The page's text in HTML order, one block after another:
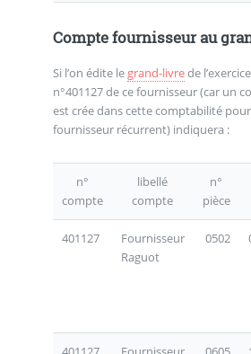
Compte fournisseur au
Si l’on édite le grand-livrede
n°401127 de ce fournisseur (car un
est crée dans cette comptabilité
fournisseur récurrent) indiquera :
n°
compte
libellé
compte
n°
pièce
401127
Fournisseur
Raguot
0502